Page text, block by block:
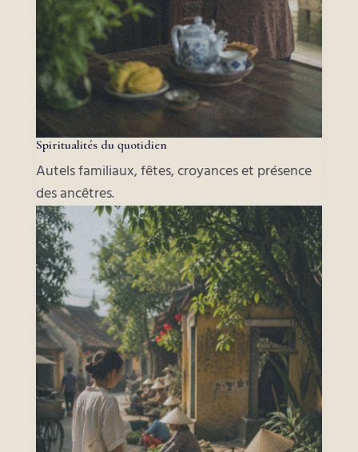
Spiritualités du quotidien
Autels familiaux, fêtes, croyances et présence
des ancêtres.